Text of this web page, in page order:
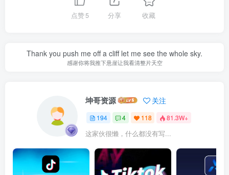
点赞5 分享 收藏
Thank you push me off a cliff let me see the whole sky.
感谢你将我推下悬崖让我看清整片天空
坤哥资源 关注
194 4 118 81.3W+
这家伙很懒，什么都没有写...